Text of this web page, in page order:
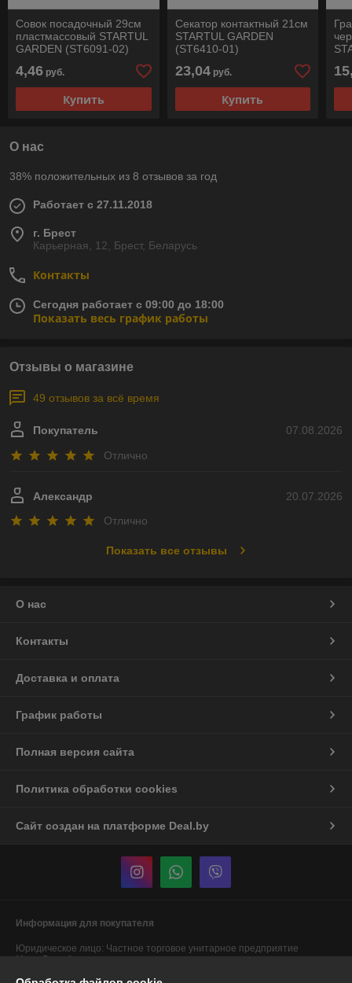
Совок посадочный 29см
пластмассовый STARTUL
GARDEN (ST6091-02)
4,46 руб.
Купить
Секатор контактный 21см
STARTUL GARDEN
(ST6410-01)
23,04руб.
Купить
О нас
38% положительных из 8 отзывов за год
Работает с 27.11.2018
г. Брест
Карьерная, 12, Брест, Беларусь
Контакты
Сегодня работает с 09:00 до 18:00
Показать весь график работы
Отзывы о магазине
49 отзывов за всё время
07.08.2026
Покупатель
Отлично
20.07.2026
Александр
Отлично
Показать все отзывы
О нас
Контакты
Доставка и оплата
График работы
Полная версия сайта
Политика обработки cookies
Сайт создан на платформе Deal.by
Информация для покупателя
Юридическое лицо: Частное торговое унитарное предприятие
"АннаДекор"